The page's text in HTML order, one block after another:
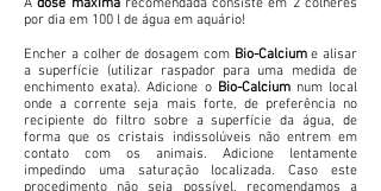
Adose máximarecomendada consiste em 2 colheres
por dia em 100 l de água em aquário!
Encher a colher de dosagem com Bio-Calciume alisar
a superfície (utilizar raspador para uma medida de
enchimento exata). Adicione o Bio-Calcium num local
onde a corrente seja mais forte, de preferência no
recipiente do filtro sobre a superfície da água, de
forma que os cristais indissolúveis não entrem em
contato com os animais. Adicione lentamente
impedindo uma saturação localizada. Caso este
procedimento não seja possível, recomendamos a